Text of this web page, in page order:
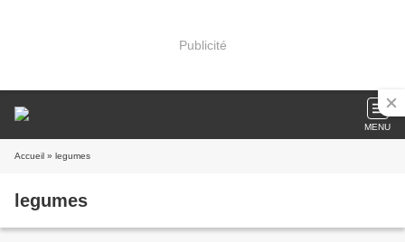
Publicité
MENU
Accueil » legumes
legumes